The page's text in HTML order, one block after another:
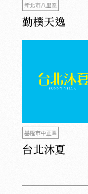
新北市八里區
勤樸天逸
基隆市中正區
台北沐夏